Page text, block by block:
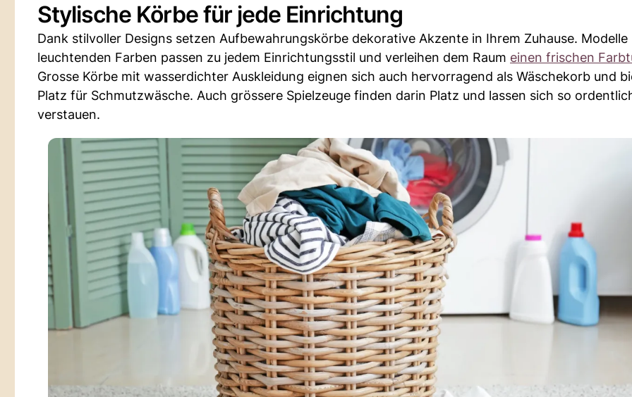
Stylische Körbe für jede Einrichtung
Dank stilvoller Designs setzen Aufbewahrungskörbe dekorative Akzente in Ihrem Zuhause. Modelle
leuchtenden Farben passen zu jedem Einrichtungsstil und verleihen dem Raum einen frischen
Grosse Körbe mit wasserdichter Auskleidung eignen sich auch hervorragend als Wäschekorb und
Platz für Schmutzwäsche. Auch grössere Spielzeuge finden darin Platz und lassen sich so
verstauen.